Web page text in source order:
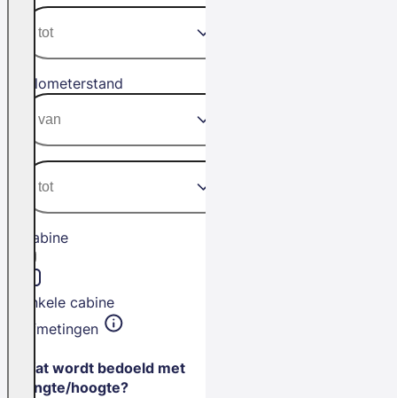
Kilometerstand
Cabine
Enkele cabine
Afmetingen
Wat wordt bedoeld met
lengte/hoogte?